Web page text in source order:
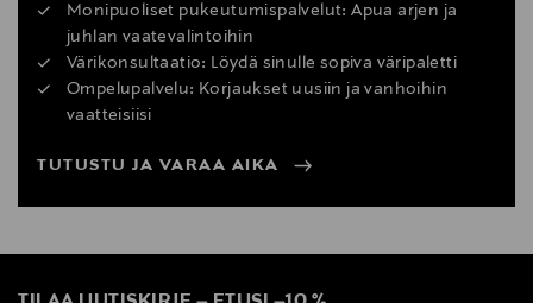
Monipuoliset pukeutumispalvelut: Apua arjen ja
juhlan vaatevalintoihin
Värikonsultaatio: Löydä sinulle sopiva väripaletti
Ompelupalvelu: Korjaukset uusiin ja vanhoihin
vaatteisiisi
TUTUSTU JA VARAA AIKA